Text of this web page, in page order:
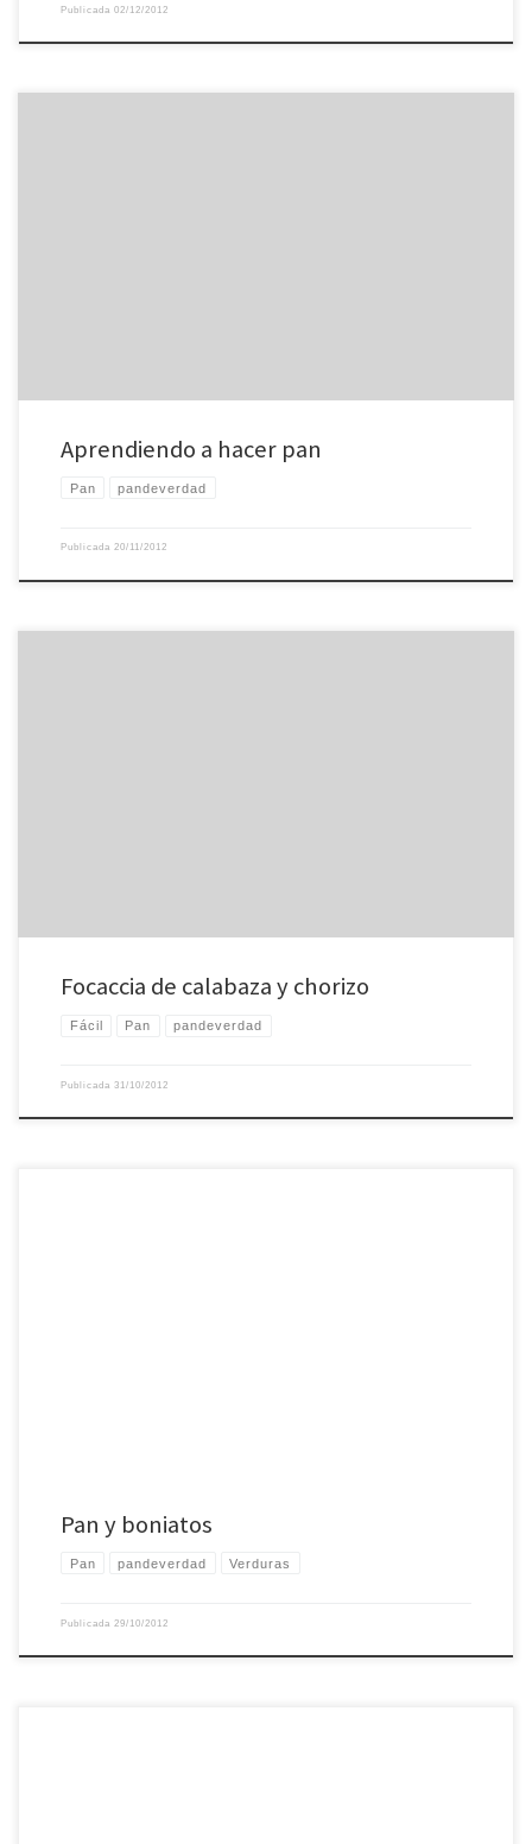
Publicada 02/12/2012
Aprendiendo a hacer pan
Pan pandeverdad
Publicada 20/11/2012
Focaccia de calabaza y chorizo
Fácil Pan pandeverdad
Publicada 31/10/2012
Pan y boniatos
Pan pandeverdad Verduras
Publicada 29/10/2012